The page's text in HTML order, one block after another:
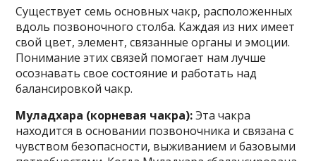
Существует семь основных чакр, расположенных
вдоль позвоночного столба. Каждая из них имеет
свой цвет, элемент, связанные органы и эмоции.
Понимание этих связей помогает нам лучше
осознавать свое состояние и работать над
балансировкой чакр.
Муладхара (корневая чакра):Эта чакра
находится в основании позвоночника и связана с
чувством безопасности, выживанием и базовыми